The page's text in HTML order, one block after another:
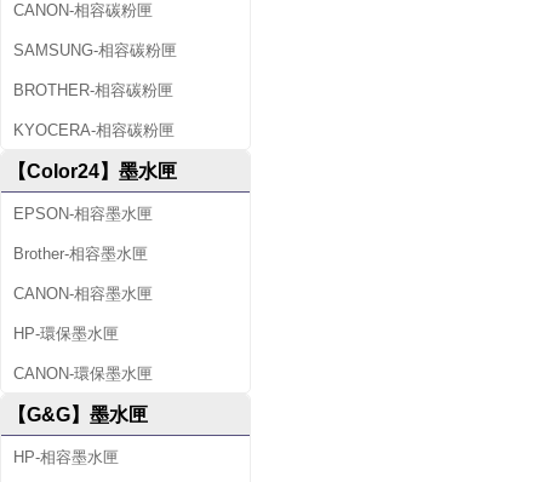
CANON-相容碳粉匣
SAMSUNG-相容碳粉匣
BROTHER-相容碳粉匣
KYOCERA-相容碳粉匣
【Color24】墨水匣
EPSON-相容墨水匣
Brother-相容墨水匣
CANON-相容墨水匣
HP-環保墨水匣
CANON-環保墨水匣
【G&G】墨水匣
HP-相容墨水匣